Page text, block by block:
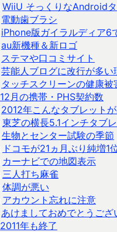
WiiU そっくりなAndroidタ
電動歯ブラシ
iPhone版ガイラルディア6
au新機種＆新ロゴ
ステマや口コミサイト
芸能人ブログに改行が多い
タッチスクリーンの健康被
12月の携帯・PHS契約数
2012年こんなタブレット
東芝の横長5.1インチタブ
生物とセンター試験の季節
ドコモが21ヵ月ぶり純増1
カーナビでの地図表示
三人打ち麻雀
体調が悪い
アカウント忘れに注意
あけましておめでとうござ
2011年も終了